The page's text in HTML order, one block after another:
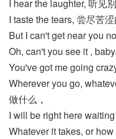
I hear the laughter, 听见
I taste the tears, 尝尽苦涩
But I can't get near you
Oh, can't you see it ,
You've got me going
Wherever you go,
做什么，
I will be right here
Whatever it takes, or